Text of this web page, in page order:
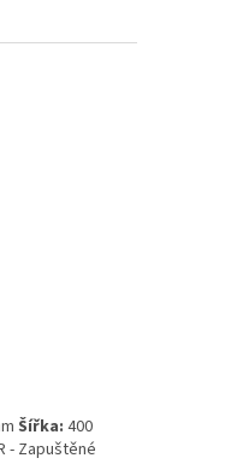
Šířka: 400
- Zapuštěné